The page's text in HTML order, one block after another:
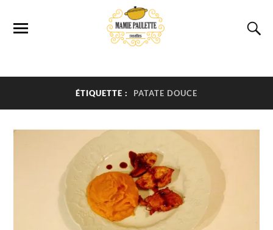
ÉTIQUETTE : PATATE DOUCE